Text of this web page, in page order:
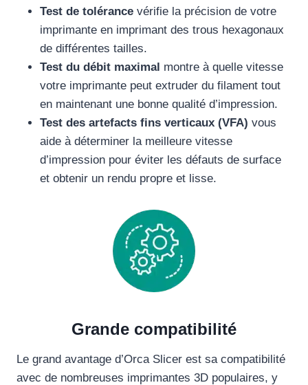
Test de tolérance vérifie la précision de votre
imprimante en imprimant des trous hexagonaux
de différentes tailles.
Test du débit maximal montre à quelle vitesse
votre imprimante peut extruder du filament tout
en maintenant une bonne qualité d’impression.
Test des artefacts fins verticaux (VFA) vous
aide à déterminer la meilleure vitesse
d’impression pour éviter les défauts de surface
et obtenir un rendu propre et lisse.
Grande compatibilité
Le grand avantage d’Orca Slicer est sa compatibilité
avec de nombreuses imprimantes 3D populaires, y